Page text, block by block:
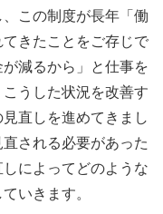
この制度が長年「働
きたことをご存じで
減るから」と仕事を
うした状況を改善す
直しを進めてきまし
される必要があった
によってどのような
いきます。